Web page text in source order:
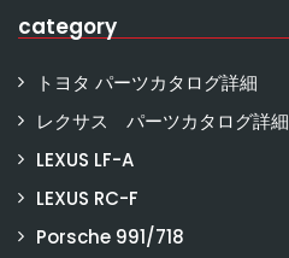
category
トヨタ パーツカタログ詳細
レクサス パーツカタログ詳細
LEXUS LF-A
LEXUS RC-F
Porsche 991/718